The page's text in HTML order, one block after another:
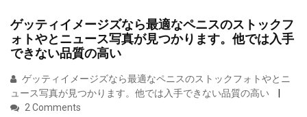
ゲッティイメージズなら最適なペニスのストックフ
ォトやとニュース写真が見つかります。他では入手
できない品質の高い
ゲッティイメージズなら最適なペニスのストックフォトやとニ
ュース写真が見つかります。他では入手できない品質の高い
2 Comments